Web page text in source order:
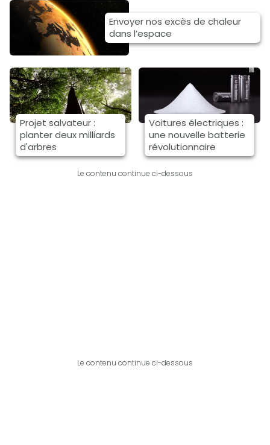
Envoyer nos excès de chaleur
dans l’espace
Projet salvateur :
planter deux milliards
d'arbres
Voitures électriques :
une nouvelle batterie
révolutionnaire
Le contenu continue ci-dessous
Le contenu continue ci-dessous